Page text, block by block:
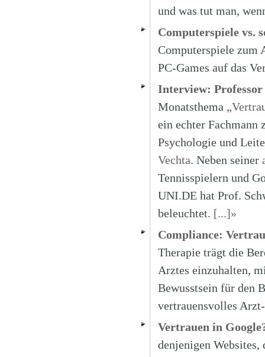
und was tut man,
Computerspiele vs.
Computerspiele zum
PC-Games auf das
Interview:
Monatsthema „
ein echter
Psychologie und
Vechta. Neben seiner
Tennisspielern und
UNI.DE hat Prof.
beleuchtet. [...]»
Compliance:
Therapie trägt die
Arztes einzuhalten,
Bewusstsein für den
vertrauensvolles
Vertrauen in
denjenigen Websites,